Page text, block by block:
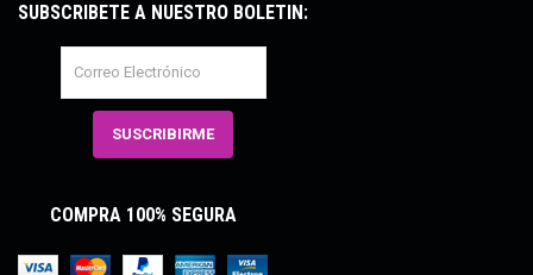
SUBSCRÍBETE A NUESTRO BOLETÍN:
COMPRA 100% SEGURA